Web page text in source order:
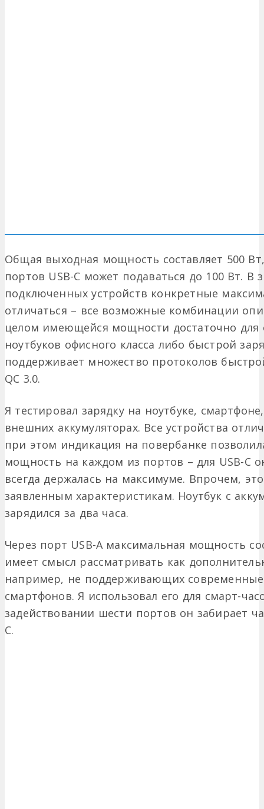
Общая выходная мощность составляет 500
портов USB-C может подаваться до 100 Вт. В
подключенных устройств конкретные
отличаться – все возможные комбинации
целом имеющейся мощности достаточно для
ноутбуков офисного класса либо быстрой
поддерживает множество протоколов
QC 3.0.
Я тестировал зарядку на ноутбуке,
внешних аккумуляторах. Все устройства
при этом индикация на повербанке
мощность на каждом из портов – для USB-C
всегда держалась на максимуме. Впрочем,
заявленным характеристикам. Ноутбук с
зарядился за два часа.
Через порт USB-A максимальная мощность
имеет смысл рассматривать как
например, не поддерживающих
смартфонов. Я использовал его для смарт-
задействовании шести портов он забирает
C.